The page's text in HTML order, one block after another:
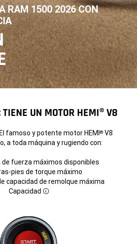
RAM 1500 2026 CON
TIENE UN MOTOR HEMI® V8
famoso y potente motor HEMI ®V8
a toda máquina y rugiendo con:
de fuerza máximos disponibles
pies de torque máximo
capacidad de remolque máxima
Capacidad
Disclosure